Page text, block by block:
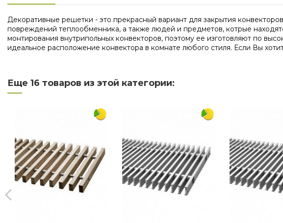
Декоративные решетки - это прекрасный вариант для закрытия
повреждений теплообменника, а также людей и предметов, котрые
монтирования внутрипольных конвекторов, поэтому ее изготовляют по
идеальное расположение конвектора в комнате любого стиля. Если Вы
Ширина
Еще 16 товаров из этой категории: